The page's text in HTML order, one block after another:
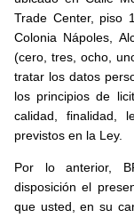
Trade Center, piso
Colonia Nápoles,
(cero, tres, ocho,
tratar los datos
los principios de
calidad, finalidad,
previstos en la Ley.
Por lo anterior,
disposición el
que usted, en su